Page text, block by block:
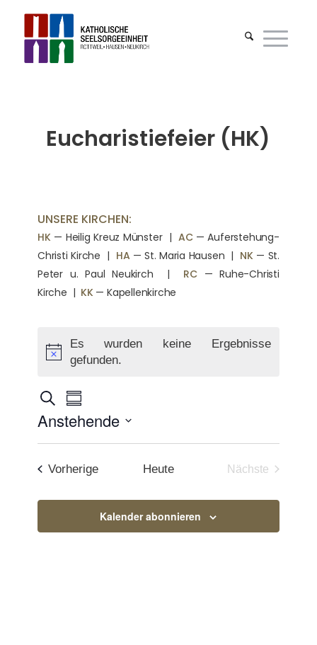
Eucharistiefeier (HK)
UNSERE KIRCHEN:
HK— Heilig Kreuz Münster | AC— Auferstehung-
Christi Kirche | HA — St. Maria Hausen | NK— St.
Peter u. Paul Neukirch | RC— Ruhe-Christi
Kirche | KK— Kapellenkirche
Hinweis
Es wurden keine Ergebnisse
gefunden.
Veranstaltungen
Suche
und
Ansichten,
Navigation
SucheVeranstaltung
Ansichten-
Zusammenfassung
Anstehende
Datum
auswählen.
VorherigeVeranstaltungen
Heute
Nächste
Kalender abonnieren